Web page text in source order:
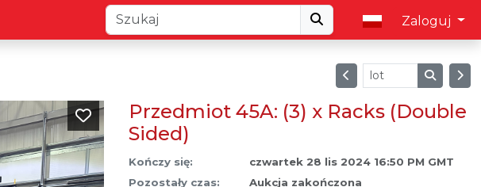
Zaloguj
Przedmiot 45A: (3) x Racks (Double
Sided)
Kończy się:
czwartek 28 lis 2024 16:50 PM GMT
Pozostały czas:
Aukcja zakończona